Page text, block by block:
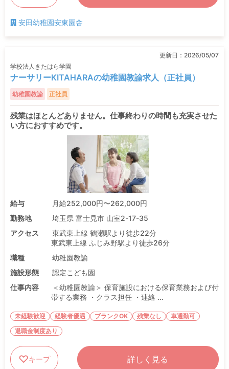
安田幼稚園安東園舎
更新日： 2026/05/07
学校法人きたはら学園
ナーサリーKITAHARAの幼稚園教諭求人（正社員）
幼稚園教諭 正社員
残業はほとんどありません。仕事終わりの時間も充実させた
い方におすすめです。
給与
月給252,000円〜262,000円
勤務地
埼玉県 富士見市 山室2-17-35
アクセス
東武東上線 鶴瀬駅より徒歩22分
東武東上線 ふじみ野駅より徒歩26分
職種
幼稚園教諭
施設形態
認定こども園
仕事内容
＜幼稚園教諭＞ 保育施設における保育業務および付
帯する業務 ・クラス担任 ・連絡 ...
未経験歓迎 経験者優遇 ブランクOK 残業なし
車通勤可
退職金制度あり
キープ 詳しく見る